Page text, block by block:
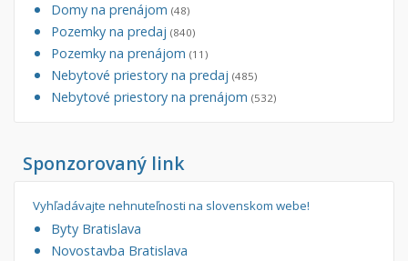
Skladové, výrobné
Rekreačné, reštauračné
Garáž, garážové státie
Novostavba
Uložiť vyhľadávanie
Zatvoriť vyhľadávanie
Domy na prenájom (48)
Pozemky na predaj (840)
Pozemky na prenájom (11)
Nebytové priestory na predaj (485)
Nebytové priestory na prenájom (532)
Sponzorovaný link
Vyhľadávajte nehnuteľnosti na slovenskom webe!
Byty Bratislava
Novostavba Bratislava